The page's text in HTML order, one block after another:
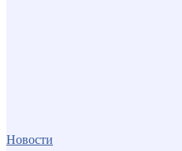
Новости